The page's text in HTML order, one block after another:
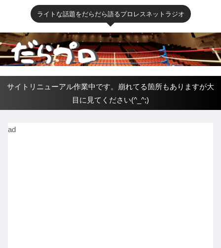
ライトな話題をだらだら語るプロレスネットラジオ
サイトリニューアル作業中です。崩れてる箇所もありますが大
目に見てください(^_^;)
ad